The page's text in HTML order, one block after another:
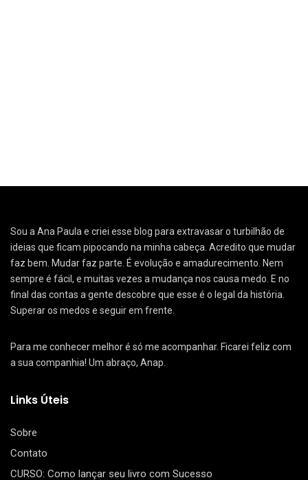
Sou a Ana Paula e criei esse blog para extravasar o turbilhão de
ideias que ficam pipocando na minha cabeça. Acredito que mudar
faz bem. Mudar faz parte. É evolução e amadurecimento. Nem
sempre é fácil, e muitas vezes a mudança nos causa medo. E no
final das contas a gente descobre que esse é o legal da história.
Superar os medos e seguir em frente.
Para me conhecer melhor é só me acompanhar. Ficarei feliz com
a sua companhia! Um abraço, Anap.
Links Úteis
Sobre
Contato
CURSO: Como lançar seu livro com Sucesso